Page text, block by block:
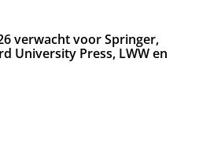
verwacht voor Springer,
University Press, LWW en